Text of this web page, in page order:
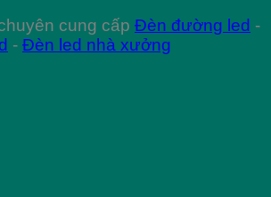
cung cấp Đèn đường led -
- Đèn led nhà xưởng